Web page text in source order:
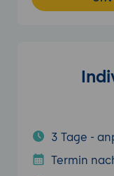
3 Tage -
Termin